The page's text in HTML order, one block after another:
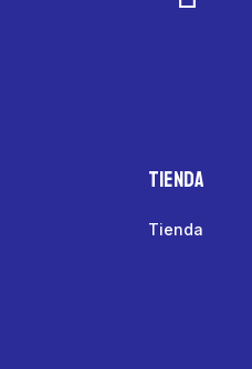
Tienda
Tienda